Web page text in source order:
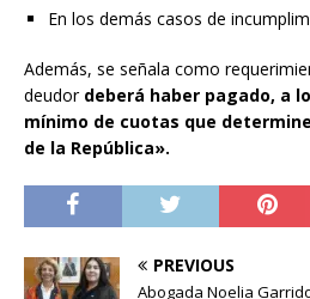
En los demás casos de
Además, se señala como
deudor deberá haber pagado, a
mínimo de cuotas que
de la República».
PREVIOUS
Abogada Noelia